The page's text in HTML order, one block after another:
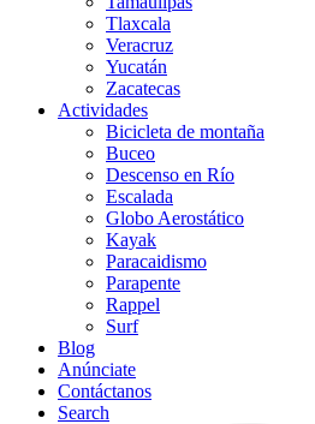
Tlaxcala
Veracruz
Yucatán
Zacatecas
Actividades
Bicicleta de montaña
Buceo
Descenso en Río
Escalada
Globo Aerostático
Kayak
Paracaidismo
Parapente
Rappel
Surf
Blog
Anúnciate
Contáctanos
Search